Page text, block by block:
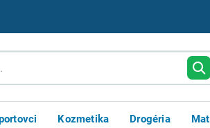
Kozmetika Drogéria